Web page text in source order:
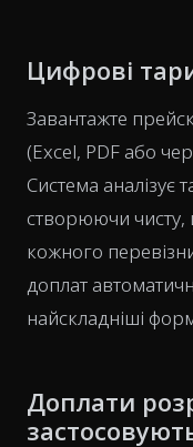
Цифрові
Завантажте
(Excel, PDF або
Система аналізує
створюючи
кожного
доплат
найскладніші
Доплати